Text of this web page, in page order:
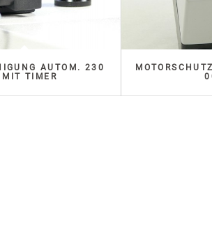
AUTOM. 230
TIMER